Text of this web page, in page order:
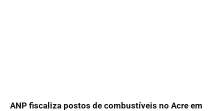
ANP fiscaliza postos de combustíveis no Acre em